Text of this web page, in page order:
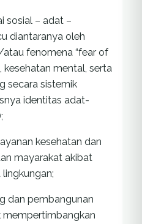
sosial – adat –
diantaranya oleh
fenomena “fear of
kesehatan mental, serta
secara sistemik
identitas adat-
kesehatan dan
mayarakat akibat
dan pembangunan
mempertimbangkan